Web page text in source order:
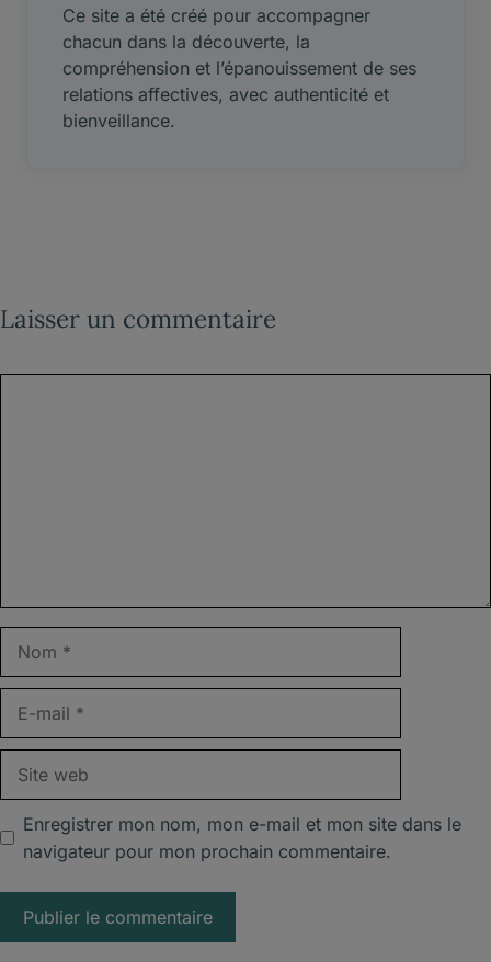
Ce site a été créé pour accompagner
chacun dans la découverte, la
compréhension et l’épanouissement de ses
relations affectives, avec authenticité et
bienveillance.
Laisser un commentaire
mail
web
Enregistrer mon nom, mon e-mail et mon site dans le
navigateur pour mon prochain commentaire.